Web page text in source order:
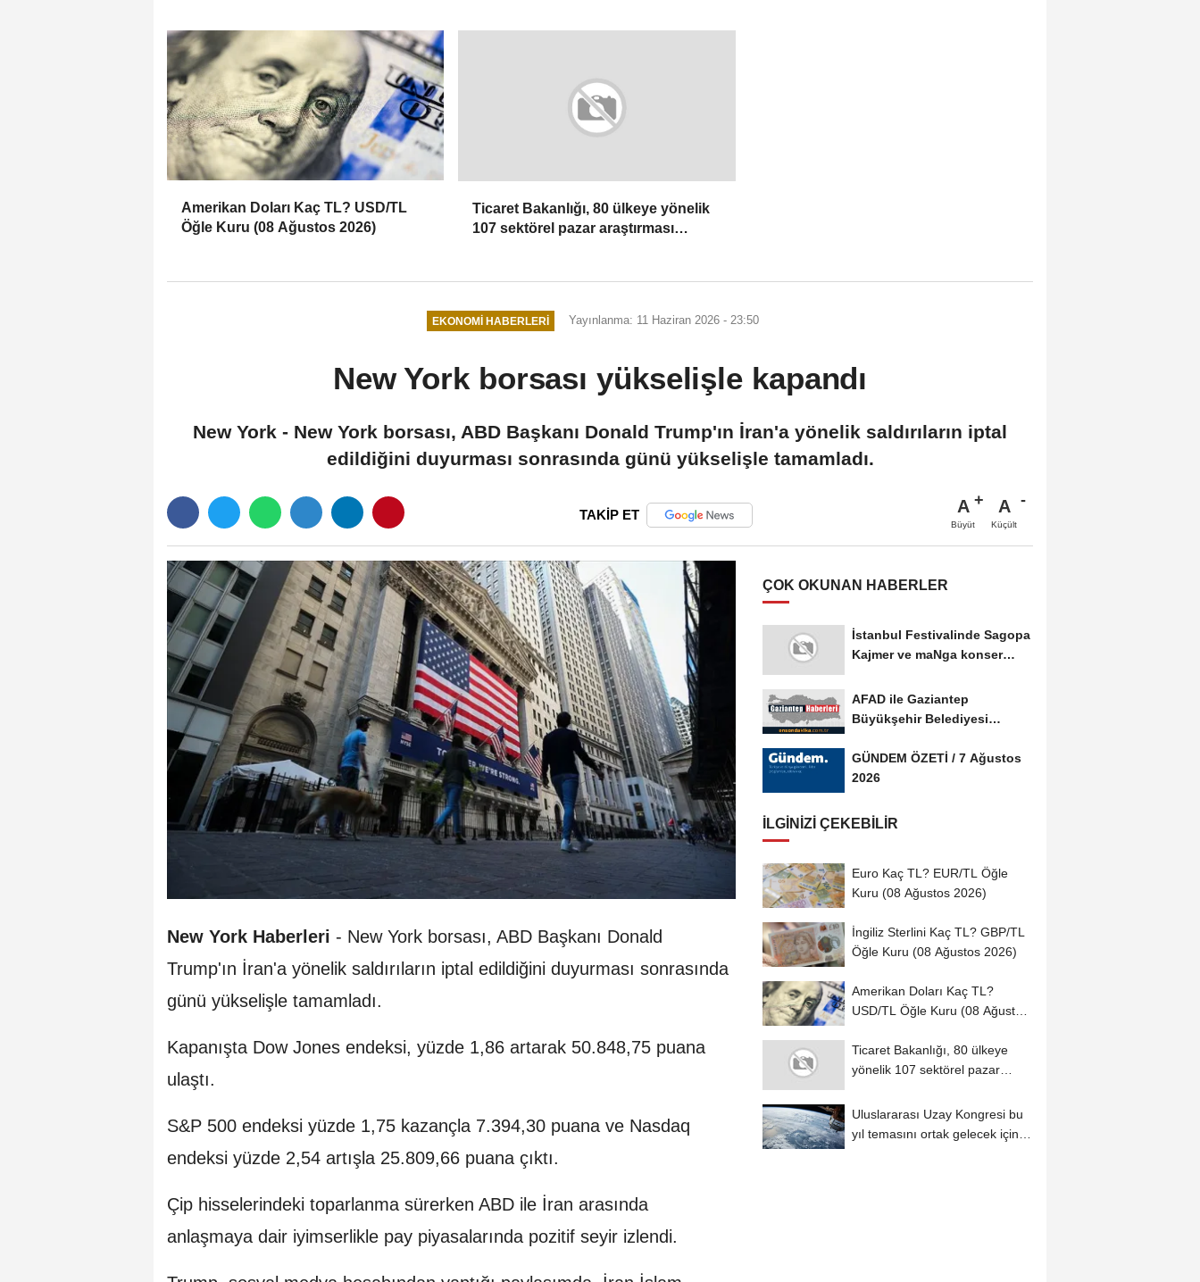
Amerikan Doları Kaç TL? USD/TL
Öğle Kuru (08 Ağustos 2026)
Ticaret Bakanlığı, 80 ülkeye yönelik
107 sektörel pazar araştırması
EKONOMI HABERLERI Yayınlanma: 11 Haziran 2026 - 23:50
New York borsası yükselişle kapandı
New York - New York borsası, ABD Başkanı Donald Trump'ın İran'a yönelik saldırıların iptal
edildiğini duyurması sonrasında günü yükselişle tamamladı.
TAKİP ET A
Büyüt
A
Küçült
New York Haberleri - New York borsası, ABD Başkanı Donald
Trump'ın İran'a yönelik saldırıların iptal edildiğini duyurması sonrasında
günü yükselişle tamamladı.
Kapanışta Dow Jones endeksi, yüzde 1,86 artarak 50.848,75 puana
ulaştı.
S&P 500 endeksi yüzde 1,75 kazançla 7.394,30 puana ve Nasdaq
endeksi yüzde 2,54 artışla 25.809,66 puana çıktı.
Çip hisselerindeki toparlanma sürerken ABD ile İran arasında
anlaşmaya dair iyimserlikle pay piyasalarında pozitif seyir izlendi.
ÇOK OKUNAN HABERLER
İstanbul Festivalinde Sagopa
Kajmer ve maNga konser
AFAD ile Gaziantep
Büyükşehir Belediyesi
GÜNDEM ÖZETİ / 7 Ağustos
2026
İLGINIZI ÇEKEBILIR
Euro Kaç TL? EUR/TL Öğle
Kuru (08 Ağustos 2026)
İngiliz Sterlini Kaç TL? GBP/TL
Öğle Kuru (08 Ağustos 2026)
Amerikan Doları Kaç TL?
USD/TL Öğle Kuru (08 Ağustos
Ticaret Bakanlığı, 80 ülkeye
yönelik 107 sektörel pazar
Uluslararası Uzay Kongresi bu
yıl temasını ortak gelecek için